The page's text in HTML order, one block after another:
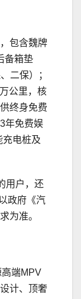
包含魏牌
备箱垫
二保）；
公里，核
终身免费
年免费娱
充电桩及
用户，还
政府《汽
为准。
端MPV
计、顶奢